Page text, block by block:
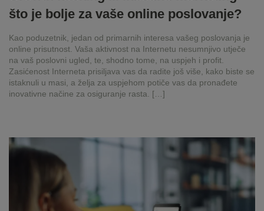
što je bolje za vaše online poslovanje?
Kao poduzetnik, jedan od primarnih interesa vašeg poslovanja je
online prisutnost. Vaša aktivnost na Internetu nesumnjivo utječe
na vaš poslovni ugled, te, shodno tome, na uspjeh i profit.
Zasićenost Interneta prisiljava vas da radite još više, kako biste se
istaknuli u masi, a želja za uspjehom potiče vas da pronađete
inovativne načine za osiguranje rasta. […]